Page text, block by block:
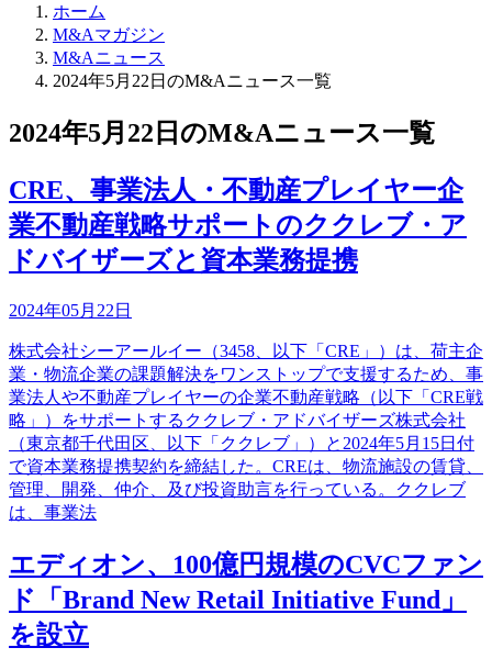
ホーム
M&Aマガジン
M&Aニュース
2024年5月22日のM&Aニュース一覧
2024年5月22日のM&Aニュース一覧
CRE、事業法人・不動産プレイヤー企
業不動産戦略サポートのククレブ・ア
ドバイザーズと資本業務提携
2024年05月22日
株式会社シーアールイー（3458、以下「CRE」）は、荷主企
業・物流企業の課題解決をワンストップで支援するため、事
業法人や不動産プレイヤーの企業不動産戦略（以下「CRE戦
略」）をサポートするククレブ・アドバイザーズ株式会社
（東京都千代田区、以下「ククレブ」）と2024年5月15日付
で資本業務提携契約を締結した。CREは、物流施設の賃貸、
管理、開発、仲介、及び投資助言を行っている。ククレブ
は、事業法
エディオン、100億円規模のCVCファン
ド「Brand New Retail Initiative Fund」
を設立